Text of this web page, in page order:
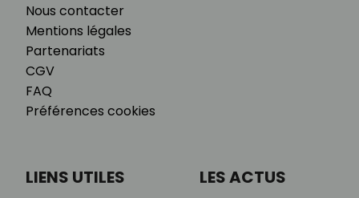
Nous contacter
Mentions légales
Partenariats
CGV
FAQ
Préférences cookies
LIENS UTILES LES ACTUS